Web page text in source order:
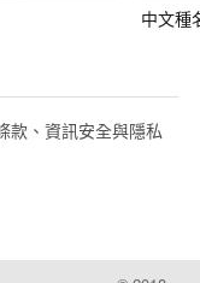
中文種
款、資訊安全與隱私